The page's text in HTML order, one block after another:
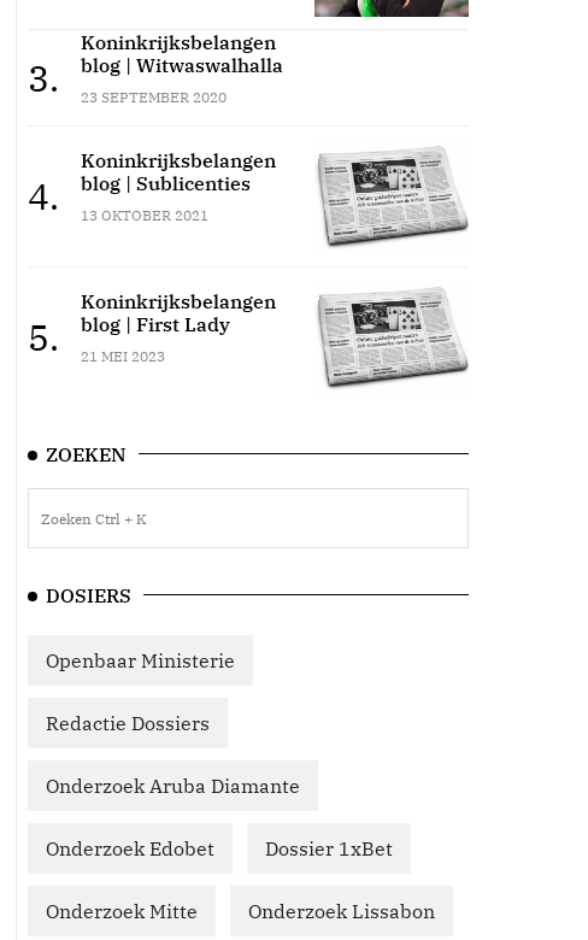
3.
Koninkrijksbelangen
blog | Witwaswalhalla
23 SEPTEMBER 2020
4.
Koninkrijksbelangen
blog | Sublicenties
13 OKTOBER 2021
5.
Koninkrijksbelangen
blog | First Lady
21 MEI 2023
ZOEKEN
DOSIERS
Openbaar Ministerie
Redactie Dossiers
Onderzoek Aruba Diamante
Onderzoek Edobet Dossier 1xBet
Onderzoek Mitte Onderzoek Lissabon